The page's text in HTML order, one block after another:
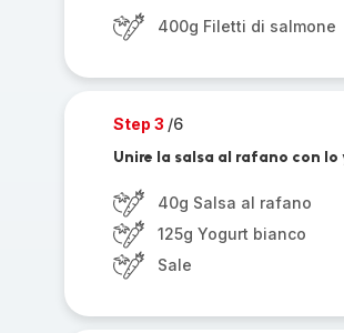
400g Filetti di salmone
Step 3 /6
Unire la salsa al rafano con
40g Salsa al rafano
125g Yogurt bianco
Sale